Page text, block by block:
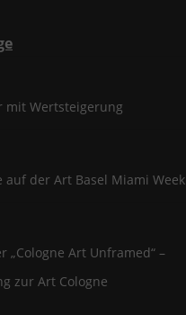
mit Wertsteigerung
auf der Art Basel Miami Week
„Cologne Art Unframed“ –
zur Art Cologne